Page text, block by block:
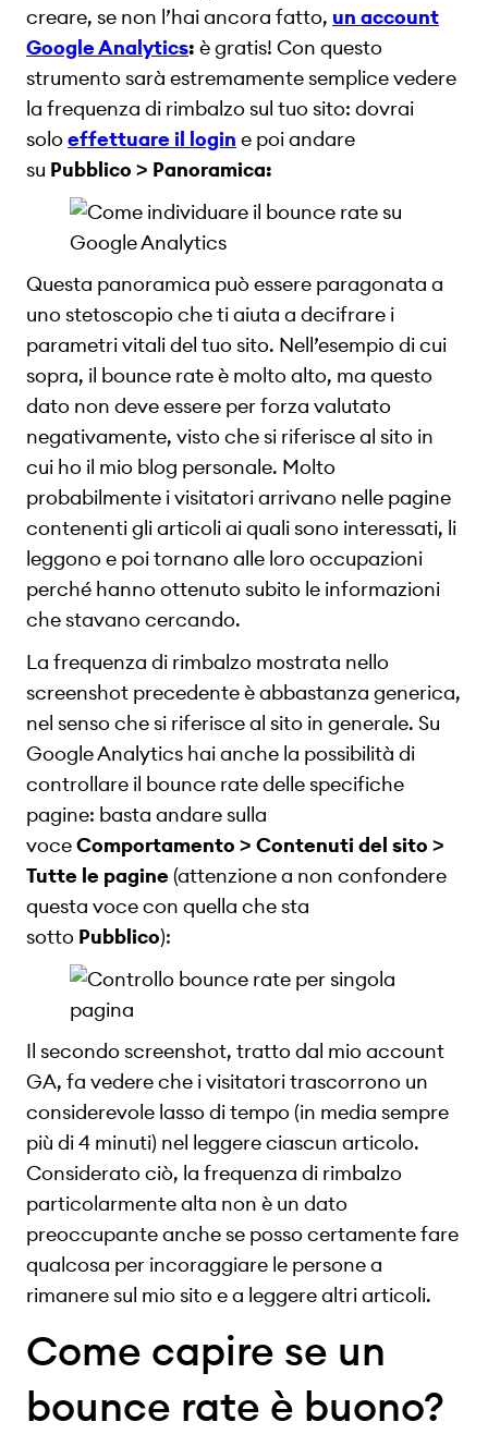
creare, se non l’hai ancora fatto, un account
Google Analytics: è gratis! Con questo
strumento sarà estremamente semplice vedere
la frequenza di rimbalzo sul tuo sito: dovrai
soloeffettuare il login e poi andare
su Pubblico > Panoramica:
Questa panoramica può essere paragonata a
uno stetoscopio che ti aiuta a decifrare i
parametri vitali del tuo sito. Nell’esempio di cui
sopra, il bounce rate è molto alto, ma questo
dato non deve essere per forza valutato
negativamente, visto che si riferisce al sito in
cui ho il mio blog personale. Molto
probabilmente i visitatori arrivano nelle pagine
contenenti gli articoli ai quali sono interessati, li
leggono e poi tornano alle loro occupazioni
perché hanno ottenuto subito le informazioni
che stavano cercando.
La frequenza di rimbalzo mostrata nello
screenshot precedente è abbastanza generica,
nel senso che si riferisce al sito in generale. Su
Google Analytics hai anche la possibilità di
controllare il bounce rate delle specifiche
pagine: basta andare sulla
voceComportamento > Contenuti del sito >
Tutte le pagine(attenzione a non confondere
questa voce con quella che sta
sotto Pubblico):
Il secondo screenshot, tratto dal mio account
GA, fa vedere che i visitatori trascorrono un
considerevole lasso di tempo (in media sempre
più di 4 minuti) nel leggere ciascun articolo.
Considerato ciò, la frequenza di rimbalzo
particolarmente alta non è un dato
preoccupante anche se posso certamente fare
qualcosa per incoraggiare le persone a
rimanere sul mio sito e a leggere altri articoli.
Come capire se un
bounce rate è buono?